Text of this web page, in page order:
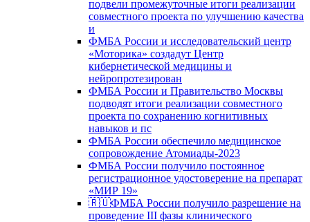
подвели промежуточные итоги реализации
совместного проекта по улучшению качества
и
ФМБА России и исследовательский центр
«Моторика» создадут Центр
кибернетической медицины и
нейропротезирован
ФМБА России и Правительство Москвы
подводят итоги реализации совместного
проекта по сохранению когнитивных
навыков и пс
ФМБА России обеспечило медицинское
сопровождение Атомиады-2023
ФМБА России получило постоянное
регистрационное удостоверение на препарат
«МИР 19»
🇷🇺ФМБА России получило разрешение на
проведение III фазы клинического